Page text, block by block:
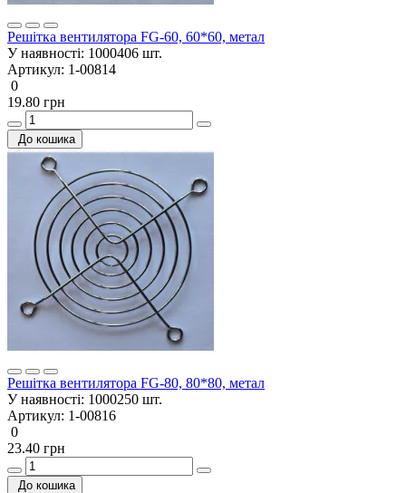
Решітка вентилятора FG-60, 60*60, метал
У наявності: 1000406 шт.
Артикул: 1-00814
0
19.80 грн
До кошика
Решітка вентилятора FG-80, 80*80, метал
У наявності: 1000250 шт.
Артикул: 1-00816
0
23.40 грн
До кошика